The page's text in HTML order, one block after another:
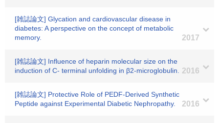
[雑誌論文] Glycation and cardiovascular disease in
diabetes: A perspective on the concept of metabolic
memory.
2017
[雑誌論文] Influence of heparin molecular size on the
induction of C- terminal unfolding in β2-microglobulin.
2016
[雑誌論文] Protective Role of PEDF-Derived Synthetic
Peptide against Experimental Diabetic Nephropathy.
2016